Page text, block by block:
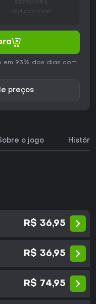
Indisponível
em 93% dos dias com
preços
o jogo
R$ 36,95
R$ 36,95
R$ 74,95